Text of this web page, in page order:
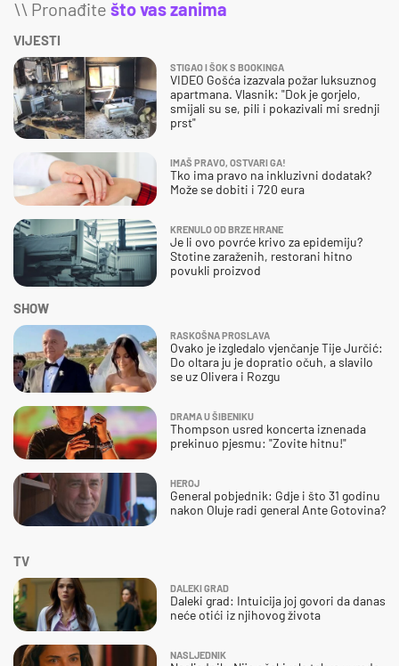
\\ Pronađite što vas zanima
VIJESTI
STIGAO I ŠOK S BOOKINGA
VIDEO Gošća izazvala požar luksuznog
apartmana. Vlasnik: "Dok je gorjelo,
smijali su se, pili i pokazivali mi srednji
prst"
IMAŠ PRAVO, OSTVARI GA!
Tko ima pravo na inkluzivni dodatak?
Može se dobiti i 720 eura
KRENULO OD BRZE HRANE
Je li ovo povrće krivo za epidemiju?
Stotine zaraženih, restorani hitno
povukli proizvod
SHOW
RASKOŠNA PROSLAVA
Ovako je izgledalo vjenčanje Tije Jurčić:
Do oltara ju je dopratio očuh, a slavilo
se uz Olivera i Rozgu
DRAMA U ŠIBENIKU
Thompson usred koncerta iznenada
prekinuo pjesmu: "Zovite hitnu!"
HEROJ
General pobjednik: Gdje i što 31 godinu
nakon Oluje radi general Ante Gotovina?
TV
DALEKI GRAD
Daleki grad: Intuicija joj govori da danas
neće otići iz njihovog života
NASLJEDNIK